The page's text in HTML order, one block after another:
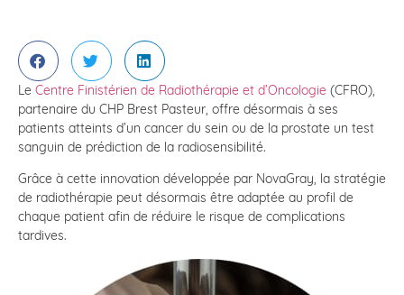
Le Centre Finistérien de Radiothérapie et d’Oncologie (CFRO),
partenaire du CHP Brest Pasteur, offre désormais à ses
patients atteints d’un cancer du sein ou de la prostate un test
sanguin de prédiction de la radiosensibilité.
Grâce à cette innovation développée par NovaGray, la stratégie
de radiothérapie peut désormais être adaptée au profil de
chaque patient afin de réduire le risque de complications
tardives.